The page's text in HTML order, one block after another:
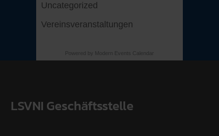
Uncategorized
Vereinsveranstaltungen
Powered by Modern Events Calendar
LSVNI Geschäftsstelle